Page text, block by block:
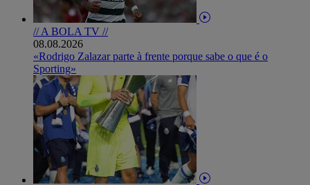
// A BOLA TV //
08.08.2026
«Rodrigo Zalazar parte à frente porque sabe o que é o
Sporting»